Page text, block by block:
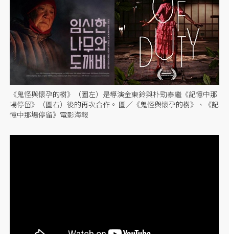
《鬼怪與懷孕的樹》（圖左）是導演金東鈴與朴勁泰繼《記憶中那
場停留》（圖右）後的再次合作。 圖／《鬼怪與懷孕的樹》、《記
憶中那場停留》電影海報